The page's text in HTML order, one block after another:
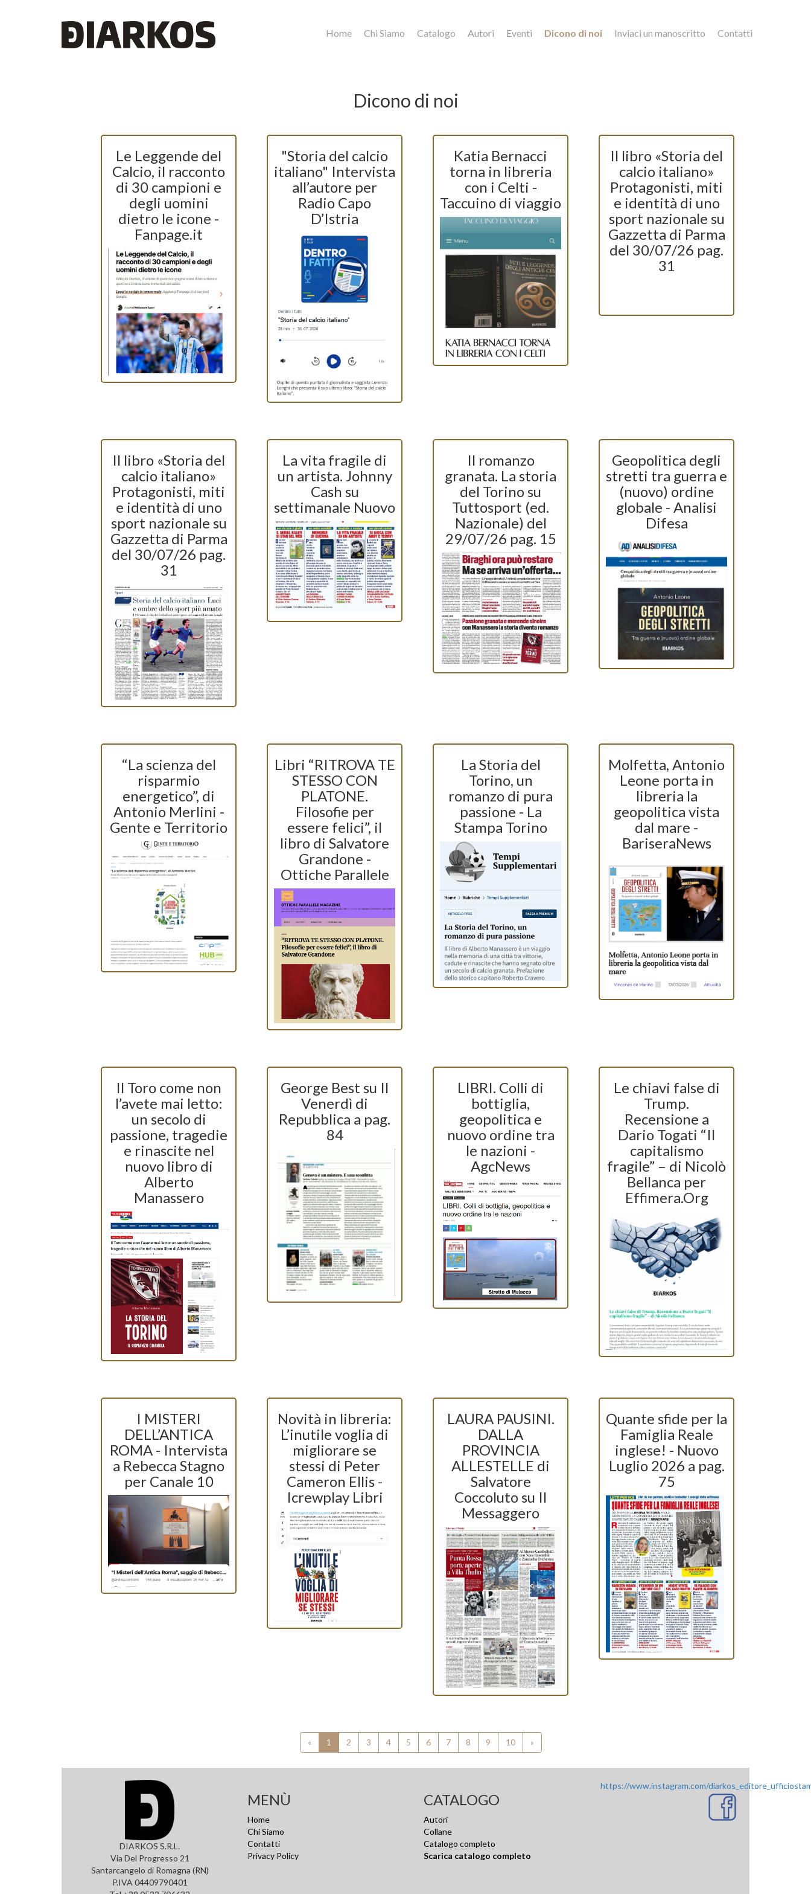
Home Chi Siamo Catalogo Autori Eventi Dicono di noi Inviaci un manoscritto Contatti
Dicono di noi
Le Leggende del
Calcio, il racconto
di 30 campioni e
degli uomini
dietro le icone -
Fanpage.it
"Storia del calcio
italiano" Intervista
all’autore per
Radio Capo
D’Istria
Katia Bernacci
torna in libreria
con i Celti -
Taccuino di viaggio
Il libro «Storia del
calcio italiano»
Protagonisti, miti
e identità di uno
sport nazionale su
Gazzetta di Parma
del 30/07/26 pag.
31
Il libro «Storia del
calcio italiano»
Protagonisti, miti
e identità di uno
sport nazionale su
Gazzetta di Parma
del 30/07/26 pag.
31
La vita fragile di
un artista. Johnny
Cash su
settimanale Nuovo
Il romanzo
granata. La storia
del Torino su
Tuttosport (ed.
Nazionale) del
29/07/26 pag. 15
Geopolitica degli
stretti tra guerra e
(nuovo) ordine
globale - Analisi
Difesa
“La scienza del
risparmio
energetico”, di
Antonio Merlini -
Gente e Territorio
Libri “RITROVA TE
STESSO CON
PLATONE.
Filosofie per
essere felici”, il
libro di Salvatore
Grandone -
Ottiche Parallele
La Storia del
Torino, un
romanzo di pura
passione - La
Stampa Torino
Molfetta, Antonio
Leone porta in
libreria la
geopolitica vista
dal mare -
BariseraNews
Il Toro come non
l’avete mai letto:
un secolo di
passione, tragedie
e rinascite nel
nuovo libro di
Alberto
Manassero
George Best su Il
Venerdì di
Repubblica a pag.
84
LIBRI. Colli di
bottiglia,
geopolitica e
nuovo ordine tra
le nazioni -
AgcNews
Le chiavi false di
Trump.
Recensione a
Dario Togati “Il
capitalismo
fragile” – di Nicolò
Bellanca per
Effimera.Org
I MISTERI
DELL’ANTICA
ROMA - Intervista
a Rebecca Stagno
per Canale 10
Novità in libreria:
L’inutile voglia di
migliorare se
stessi di Peter
Cameron Ellis -
Icrewplay Libri
LAURA PAUSINI.
DALLA
PROVINCIA
ALLESTELLE di
Salvatore
Coccoluto su Il
Messaggero
Quante sfide per la
Famiglia Reale
inglese! - Nuovo
Luglio 2026 a pag.
75
« 1 2 3 4 5 6 7 8 9 10 »
DIARKOS S.R.L.
Via Del Progresso 21
Santarcangelo di Romagna (RN)
P.IVA 04409790401
MENÙ
Home
Chi Siamo
Contatti
Privacy Policy
CATALOGO
Autori
Collane
Catalogo completo
Scarica catalogo completo
https://www.instagram.com/